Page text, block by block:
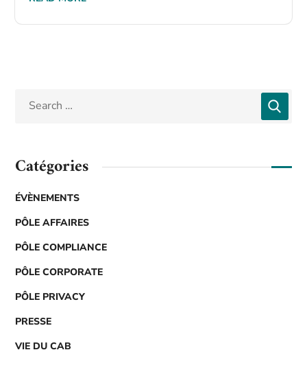
Catégories
ÉVÈNEMENTS
PÔLE AFFAIRES
PÔLE COMPLIANCE
PÔLE CORPORATE
PÔLE PRIVACY
PRESSE
VIE DU CAB